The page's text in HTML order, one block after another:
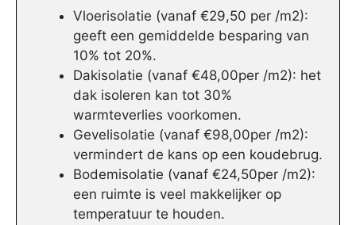
Vloerisolatie (vanaf €29,50 per /m2):
geeft een gemiddelde besparing van
10% tot 20%.
Dakisolatie (vanaf €48,00per /m2): het
dak isoleren kan tot 30%
warmteverlies voorkomen.
Gevelisolatie (vanaf €98,00per /m2):
vermindert de kans op een koudebrug.
Bodemisolatie (vanaf €24,50per /m2):
een ruimte is veel makkelijker op
temperatuur te houden.